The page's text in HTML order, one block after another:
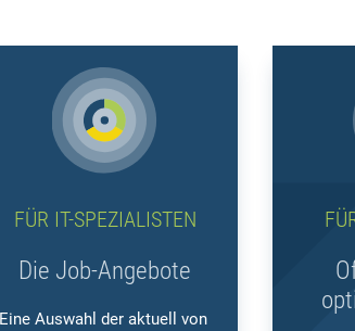
FÜR IT-SPEZIALISTEN
Die Job-Angebote
Eine Auswahl der aktuell von